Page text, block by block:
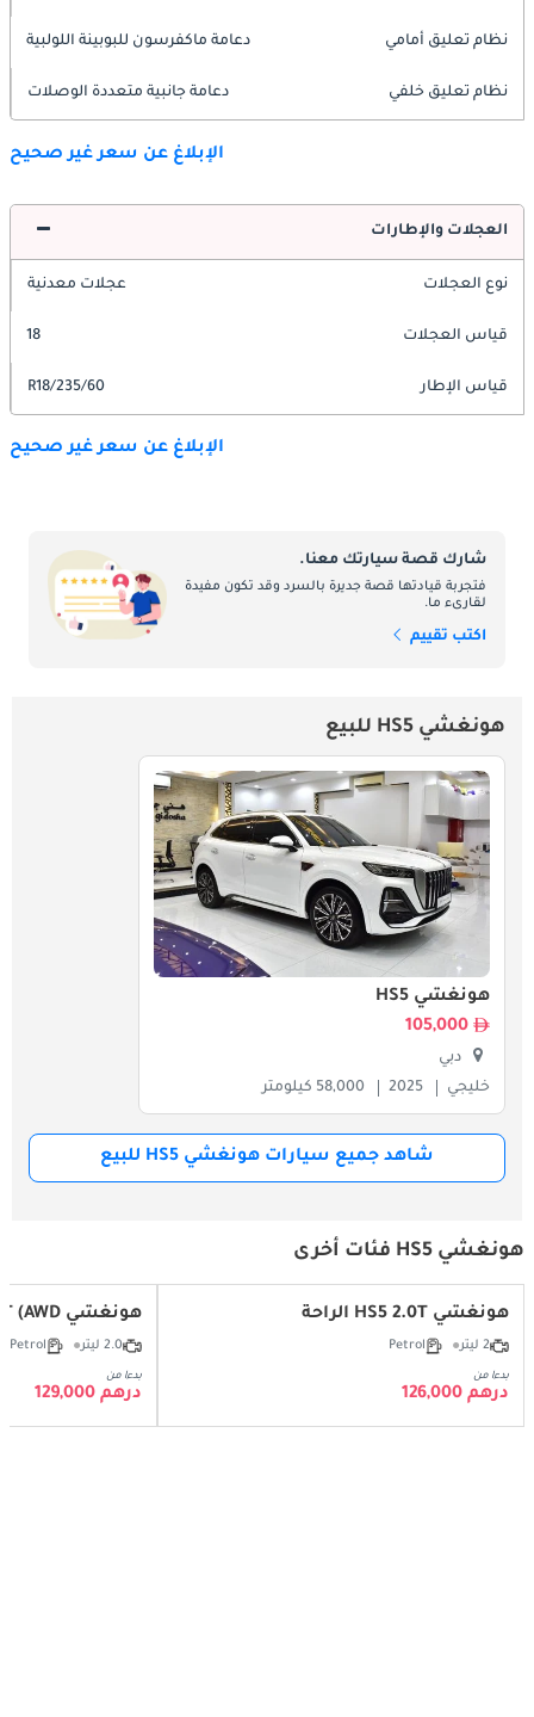
نظام تعليق أمامي دعامة ماكفرسون للبوبينة اللولبية
نظام تعليق خلفي دعامة جانبية متعددة الوصلات
الإبلاغ عن سعر غير صحيح
العجلات والإطارات
نوع العجلات عجلات معدنية
قياس العجلات 18
قياس الإطار 235/60/R18
الإبلاغ عن سعر غير صحيح
شارك قصة سيارتك معنا.
فتجربة قيادتها قصة جديرة بالسرد وقد تكون مفيدة
لقارىء ما.
اكتب تقييم
هونغشي HS5 للبيع
هونغشي HS5
105,000
دبي
خليجي
2025 58,000 كيلومتر
شاهد جميع سيارات هونغشي HS5 للبيع
هونغشي HS5 فئات أخرى
هونغشي HS5 2.0T الراحة
2 ليتر Petrol
بدءا من
درهم 126,000
هونغشي HS5 Comfortable 2.0T (AWD)
2.0 ليتر Petrol
بدءا من
درهم 129,000